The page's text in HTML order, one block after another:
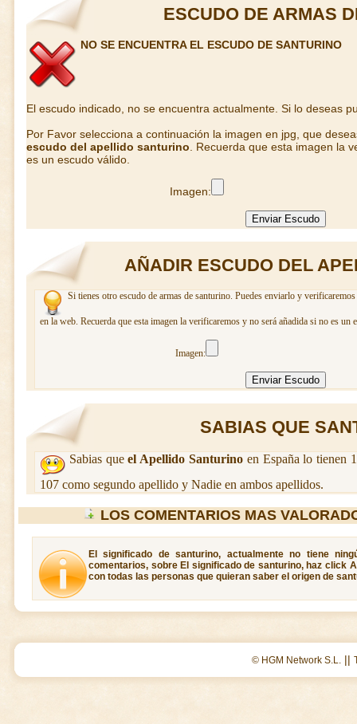
ESCUDO DE ARMAS
NO SE ENCUENTRA EL ESCUDO DE SANTURINO
El escudo indicado, no se encuentra actualmente. Si lo deseas
Por Favor selecciona a continuación la imagen en jpg, que
escudo del apellido santurino . Recuerda que esta imagen la
es un escudo válido.
Imagen:
AÑADIR ESCUDO DEL
Si tienes otro escudo de armas de santurino. Puedes enviarlo y
en la web. Recuerda que esta imagen la verificaremos y no será añadida si no es un
Imagen:
SABIAS QUE
Sabias queel Apellido Santurinoen España lo tienen
107 como segundo apellido y Nadie en ambos apellidos.
LOS COMENTARIOS MAS
El significado de santurino, actualmente no tiene
comentarios, sobre El significado de santurino, haz click
con todas las personas que quieran saber el origen de
© HGM Network S.L. ||